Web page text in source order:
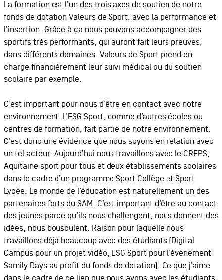
La formation est l’un des trois axes de soutien de notre
fonds de dotation Valeurs de Sport, avec la performance et
l’insertion. Grâce à ça nous pouvons accompagner des
sportifs très performants, qui auront fait leurs preuves,
dans différents domaines. Valeurs de Sport prend en
charge financièrement leur suivi médical ou du soutien
scolaire par exemple.
C’est important pour nous d’être en contact avec notre
environnement. L’ESG Sport, comme d’autres écoles ou
centres de formation, fait partie de notre environnement.
C’est donc une évidence que nous soyons en relation avec
un tel acteur. Aujourd’hui nous travaillons avec le CREPS,
Aquitaine sport pour tous et deux établissements scolaires
dans le cadre d’un programme Sport Collège et Sport
Lycée. Le monde de l’éducation est naturellement un des
partenaires forts du SAM. C’est important d’être au contact
des jeunes parce qu’ils nous challengent, nous donnent des
idées, nous bousculent. Raison pour laquelle nous
travaillons déjà beaucoup avec des étudiants (Digital
Campus pour un projet vidéo, ESG Sport pour l’évènement
Samily Days au profit du fonds de dotation). Ce que j’aime
dans le cadre de ce lien que nous avons avec les étudiants